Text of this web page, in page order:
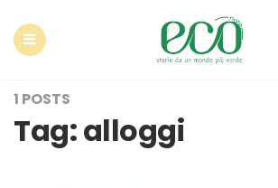
1 POSTS
Tag:alloggi